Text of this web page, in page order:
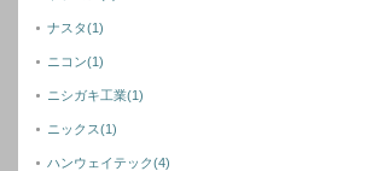
ナスタ(1)
ニコン(1)
ニシガキ工業(1)
ニックス(1)
ハンウェイテック(4)